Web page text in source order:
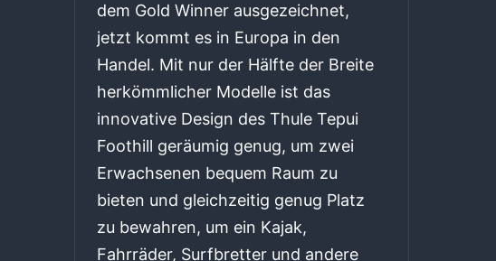
dem Gold Winner ausgezeichnet,
jetzt kommt es in Europa in den
Handel. Mit nur der Hälfte der Breite
herkömmlicher Modelle ist das
innovative Design des Thule Tepui
Foothill geräumig genug, um zwei
Erwachsenen bequem Raum zu
bieten und gleichzeitig genug Platz
zu bewahren, um ein Kajak,
Fahrräder, Surfbretter und andere